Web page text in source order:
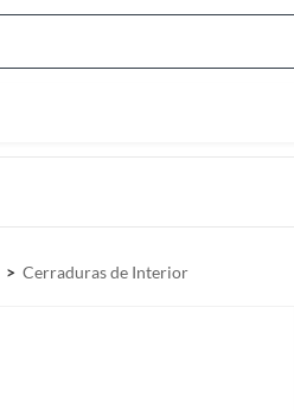
r
Cerraduras de Interior